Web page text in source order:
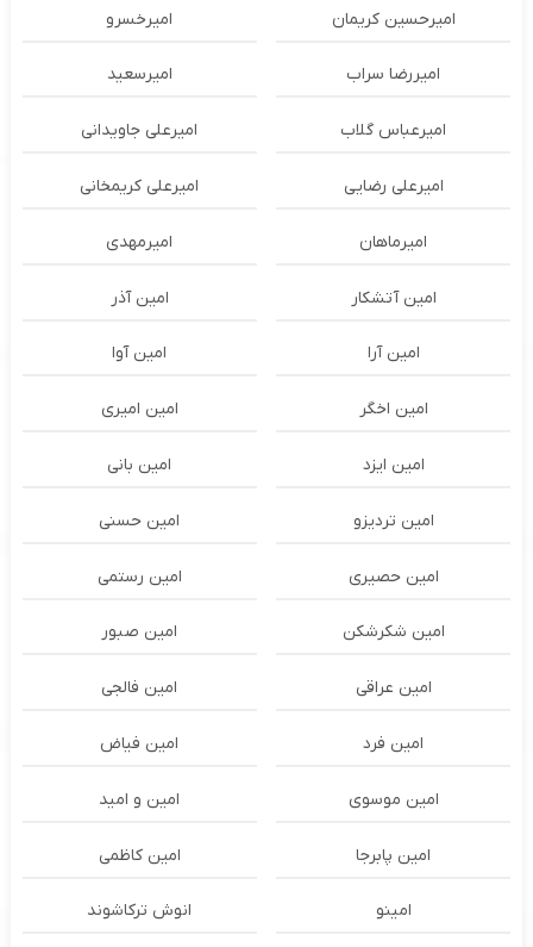
امیرحسین کریمان امیرخسرو
امیررضا سراب امیرسعید
امیرعباس گلاب امیرعلی جاویدانی
امیرعلی رضایی امیرعلی کریمخانی
امیرماهان امیرمهدی
امین آتشکار امین آذر
امین آرا امین آوا
امین اخگر امین امیری
امین ایزد امین بانی
امین تردیزو امین حسنی
امین حصیری امین رستمی
امین شکرشکن امین صبور
امین عراقی امین فالجی
امین فرد امین فیاض
امین موسوی امین و امید
امین پابرجا امین کاظمی
امینو انوش ترکاشوند